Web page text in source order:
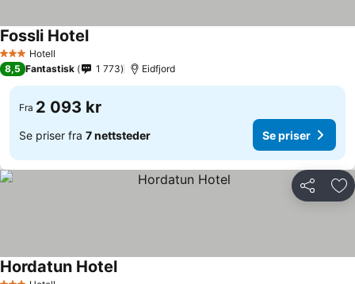
3 StjernerHotell
Fossli Hotel
8,5 Fantastisk 1 773 Eidfjord
Fra 2 093 kr
Se priser fra 7 nettsteder Se priser
Del
Hordatun Hotel